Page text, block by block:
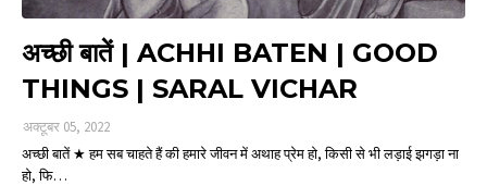
अच्छी बातें | ACHHI BATEN | GOOD
THINGS | SARAL VICHAR
अक्टूबर 05, 2022
अच्छी बातें ★ हम सब चाहते हैं की हमारे जीवन में अथाह प्रेम हो, किसी से भी लड़ाई झगड़ा ना
हो, फि…